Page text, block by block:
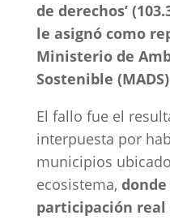
de derechos’
le asignó como
Ministerio de
Sostenible
El fallo fue el
interpuesta por
municipios
ecosistema,
participación